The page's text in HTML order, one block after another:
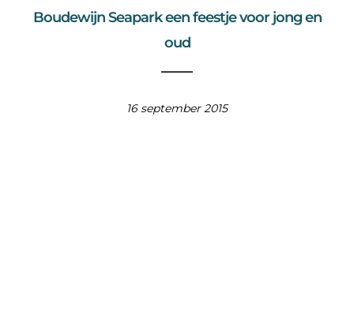
Boudewijn Seapark een feestje voor jong en
oud
16 september 2015